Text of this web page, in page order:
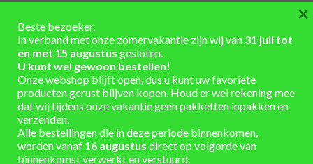
Verzending berekend in winkelmand
AANVULLENDE INFORMATIE
MATERIAAL Bankirai,hardhout,Hout
Beste bezoeker,
In verband met onze zomervakantie zijn wij van 31 juli tot
en met 15 augustus gesloten.
U kunt wel gewoon bestellen!
Onze webshop blijft open, dus u kunt uw favoriete
producten gerust blijven kopen. Houd er wel rekening mee
dat wij tijdens onze vakantie geen pakketten inpakken en
verzenden.
Alle bestellingen die in deze periode binnenkomen,
worden vanaf 16 augustus direct op volgorde van
binnenkomst verwerkt en verstuurd.
×